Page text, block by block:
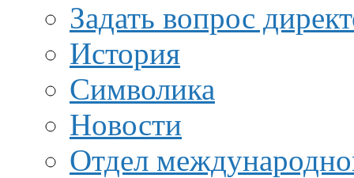
Задать вопрос
История
Символика
Новости
Отдел